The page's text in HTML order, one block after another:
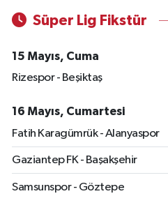
Süper Lig Fikstür
15 Mayıs, Cuma
Rizespor - Beşiktaş
16 Mayıs, Cumartesi
Fatih Karagümrük - Alanyaspor
Gaziantep FK - Başakşehir
Samsunspor - Göztepe